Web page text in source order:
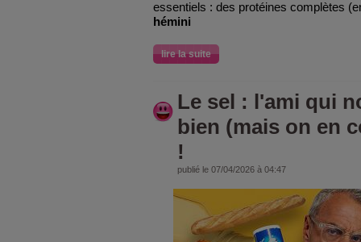
essentiels : des protéines complètes
hémini
lire la suite
Le sel : l'ami qui
bien (mais on en
!
publié le 07/04/2026 à 04:47